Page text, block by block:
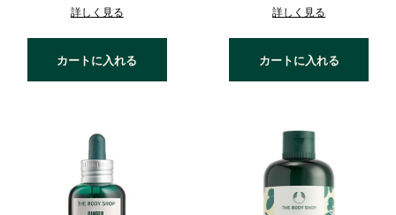
詳しく見る
カートに入れる
詳しく見る
カートに入れる